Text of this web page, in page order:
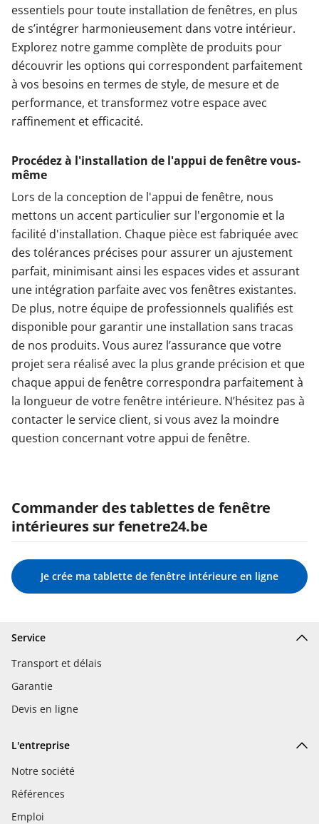
essentiels pour toute installation de fenêtres, en plus
de s’intégrer harmonieusement dans votre intérieur.
Explorez notre gamme complète de produits pour
découvrir les options qui correspondent parfaitement
à vos besoins en termes de style, de mesure et de
performance, et transformez votre espace avec
raffinement et efficacité.
Procédez à l'installation de l'appui de fenêtre vous-
même
Lors de la conception de l'appui de fenêtre, nous
mettons un accent particulier sur l'ergonomie et la
facilité d'installation. Chaque pièce est fabriquée avec
des tolérances précises pour assurer un ajustement
parfait, minimisant ainsi les espaces vides et assurant
une intégration parfaite avec vos fenêtres existantes.
De plus, notre équipe de professionnels qualifiés est
disponible pour garantir une installation sans tracas
de nos produits. Vous aurez l’assurance que votre
projet sera réalisé avec la plus grande précision et que
chaque appui de fenêtre correspondra parfaitement à
la longueur de votre fenêtre intérieure. N’hésitez pas à
contacter le service client, si vous avez la moindre
question concernant votre appui de fenêtre.
Commander des tablettes de fenêtre
intérieures sur fenetre24.be
Je crée ma tablette de fenêtre intérieure en ligne
Service
Transport et délais
Garantie
Devis en ligne
L'entreprise
Notre société
Références
Emploi